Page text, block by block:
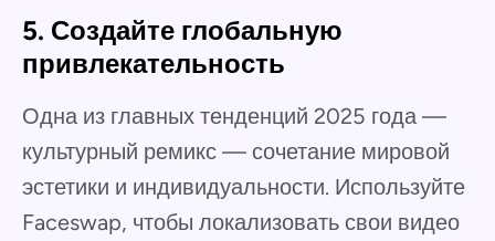
5. Создайте глобальную
привлекательность
Одна из главных тенденций 2025 года —
культурный ремикс — сочетание мировой
эстетики и индивидуальности. Используйте
Faceswap, чтобы локализовать свои видео